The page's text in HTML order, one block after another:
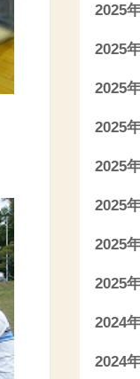
2025
2025
2025
2025
2025
2025
2025
2025
2024
2024